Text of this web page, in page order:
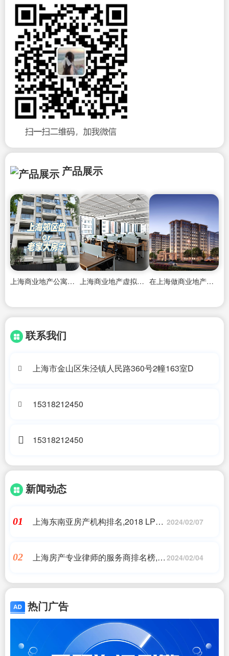
产品展示
上海商业地产公寓酒店投资人名单电话 上海商业地产虚拟现实展厅 在上海做商业地产销售怎么样呢知乎文章
联系我们
上海市金山区朱泾镇人民路360号2幢163室D
15318212450
15318212450
新闻动态
01
上海东南亚房产机构排名,2018 LPS
2024/02/07
02
上海房产专业律师的服务商排名榜,融
所”“上海市优秀律师事务所”
2024/02/04
热门广告